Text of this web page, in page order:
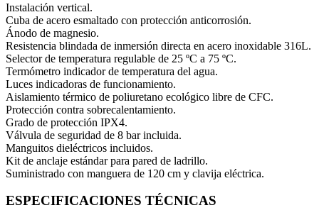
Instalación vertical.
Cuba de acero esmaltado con protección anticorrosión.
Ánodo de magnesio.
Resistencia blindada de inmersión directa en acero inoxidable 316L.
Selector de temperatura regulable de 25 ºC a 75 ºC.
Termómetro indicador de temperatura del agua.
Luces indicadoras de funcionamiento.
Aislamiento térmico de poliuretano ecológico libre de CFC.
Protección contra sobrecalentamiento.
Grado de protección IPX4.
Válvula de seguridad de 8 bar incluida.
Manguitos dieléctricos incluidos.
Kit de anclaje estándar para pared de ladrillo.
Suministrado con manguera de 120 cm y clavija eléctrica.
ESPECIFICACIONES TÉCNICAS